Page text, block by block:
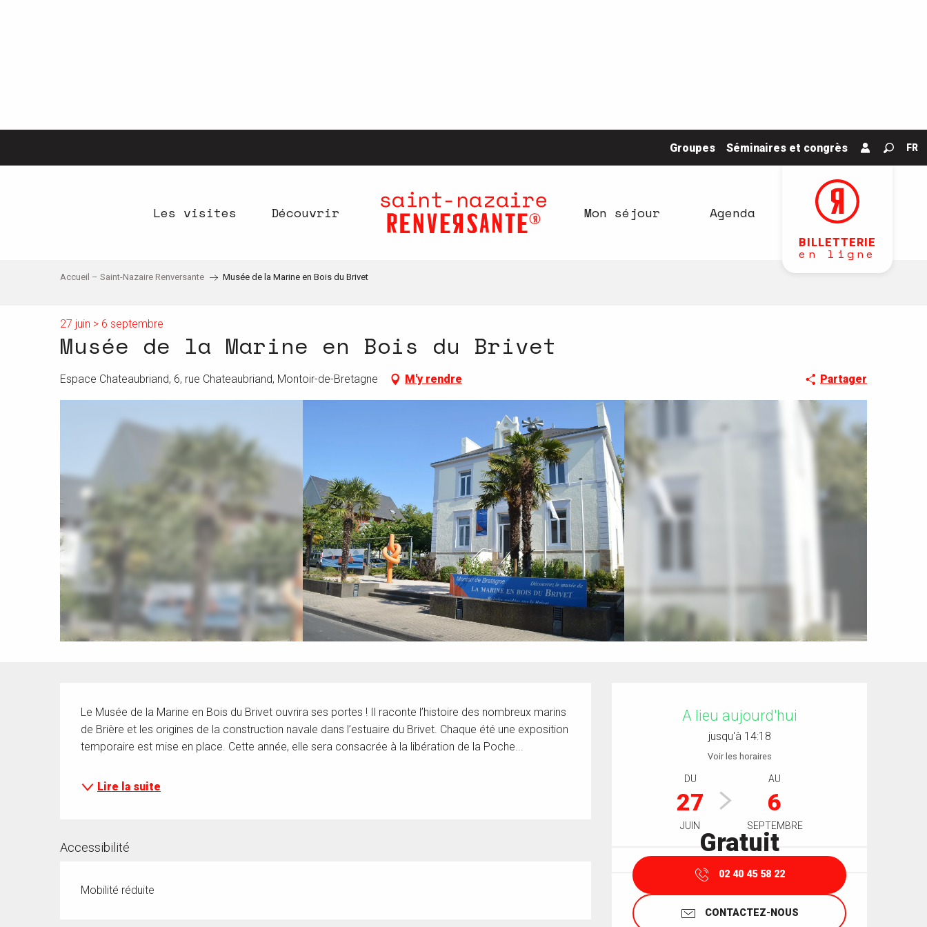
Groupes Séminaires et congrès FR
BILLETTERIE
en ligne
Les visites Découvrir Mon séjour Agenda
Accueil – Saint-Nazaire Renversante Musée de la Marine en Bois du Brivet
27 juin > 6 septembre
Musée de la Marine en Bois du Brivet
Espace Chateaubriand, 6, rue Chateaubriand, Montoir-de-Bretagne M'y rendre Partager
A lieu aujourd'hui
jusqu'à 14:18
Voir les horaires
DU
27
JUIN
AU
6
SEPTEMBRE
Gratuit
02 40 45 58 22
CONTACTEZ-NOUS
Le Musée de la Marine en Bois du Brivet ouvrira ses portes ! Il raconte l’histoire des nombreux marins
de Brière et les origines de la construction navale dans l’estuaire du Brivet. Chaque été une exposition
temporaire est mise en place. Cette année, elle sera consacrée à la libération de la Poche...
Lire la suite
Accessibilité
Mobilité réduite